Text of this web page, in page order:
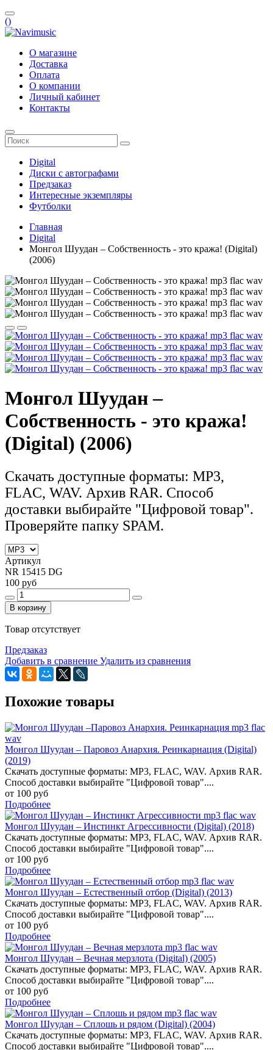
()
О магазине
Доставка
Оплата
О компании
Личный кабинет
Контакты
Digital
Диски с автографами
Предзаказ
Интересные экземпляры
Футболки
Главная
Digital
Монгол Шуудан – Собственность - это кража! (Digital)
(2006)
Монгол Шуудан –
Собственность - это кража!
(Digital) (2006)
Скачать доступные форматы: MP3,
FLAC, WAV. Архив RAR. Способ
доставки выбирайте "Цифровой товар".
Проверяйте папку SPAM.
Артикул
NR 15415 DG
100 руб
В корзину
Товар отсутствует
Предзаказ
Добавить в сравнение Удалить из сравнения
Похожие товары
Монгол Шуудан – Паровоз Анархия. Реинкарнация (Digital)
(2019)
Скачать доступные форматы: MP3, FLAC, WAV. Архив RAR.
Способ доставки выбирайте "Цифровой товар"....
от 100 руб
Подробнее
Монгол Шуудан – Инстинкт Агрессивности (Digital) (2018)
Скачать доступные форматы: MP3, FLAC, WAV. Архив RAR.
Способ доставки выбирайте "Цифровой товар"....
от 100 руб
Подробнее
Монгол Шуудан – Естественный отбор (Digital) (2013)
Скачать доступные форматы: MP3, FLAC, WAV. Архив RAR.
Способ доставки выбирайте "Цифровой товар"....
от 100 руб
Подробнее
Монгол Шуудан – Вечная мерзлота (Digital) (2005)
Скачать доступные форматы: MP3, FLAC, WAV. Архив RAR.
Способ доставки выбирайте "Цифровой товар"....
от 100 руб
Подробнее
Монгол Шуудан – Сплошь и рядом (Digital) (2004)
Скачать доступные форматы: MP3, FLAC, WAV. Архив RAR.
Способ доставки выбирайте "Цифровой товар"....